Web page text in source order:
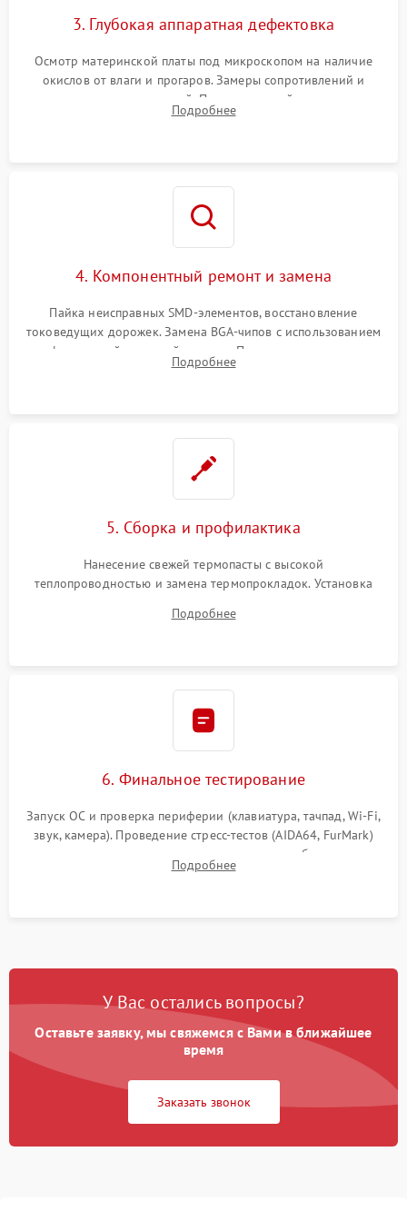
3. Глубокая аппаратная дефектовка
Осмотр материнской платы под микроскопом на наличие
окислов от влаги и прогаров. Замеры сопротивлений и
дежурных напряжений. Проверка цепей питания,
мультиконтроллера, процессора и видеочипа.
Подробнее
4. Компонентный ремонт и замена
Пайка неисправных SMD-элементов, восстановление
токоведущих дорожек. Замена BGA-чипов с использованием
инфракрасной паяльной станции. Прошивка микросхемы
BIOS или замена поврежденных портов USB
Подробнее
5. Сборка и профилактика
Нанесение свежей термопасты с высокой
теплопроводностью и замена термопрокладок. Установка
шлейфов, модулей памяти и накопителей. Предварительная
Подробнее
6. Финальное тестирование
Запуск ОС и проверка периферии (клавиатура, тачпад, Wi-Fi,
звук, камера). Проведение стресс-тестов (AIDA64, FurMark)
для контроля температурного режима и стабильности
системы под пиковой нагрузкой.
Подробнее
У Вас остались вопросы?
Оставьте заявку, мы свяжемся с Вами в ближайшее
время
Заказать звонок